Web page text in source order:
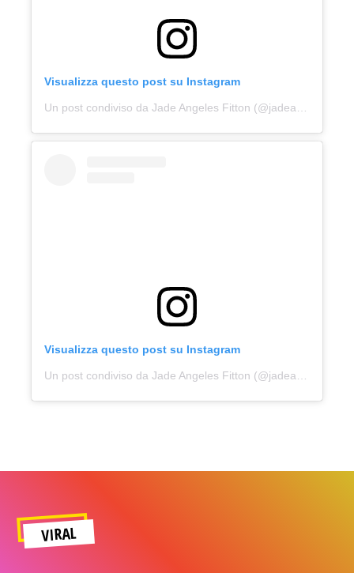
Visualizza questo post su Instagram
Un post condiviso da Jade Angeles Fitton (@jadeangelesfitton)
Visualizza questo post su Instagram
VIRAL